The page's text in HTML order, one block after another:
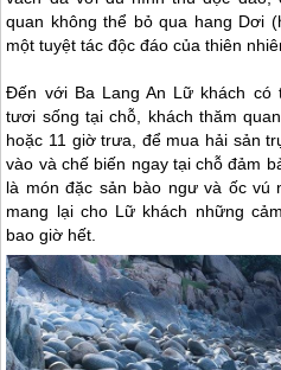
quan không thể bỏ qua hang Dơi
một tuyệt tác độc đáo của thiên
Đến với Ba Lang An Lữ khách có
tươi sống tại chỗ, khách thăm
hoặc 11 giờ trưa, để mua hải sản
vào và chế biến ngay tại chỗ đảm
là món đặc sản bào ngư và ốc
mang lại cho Lữ khách những
bao giờ hết.